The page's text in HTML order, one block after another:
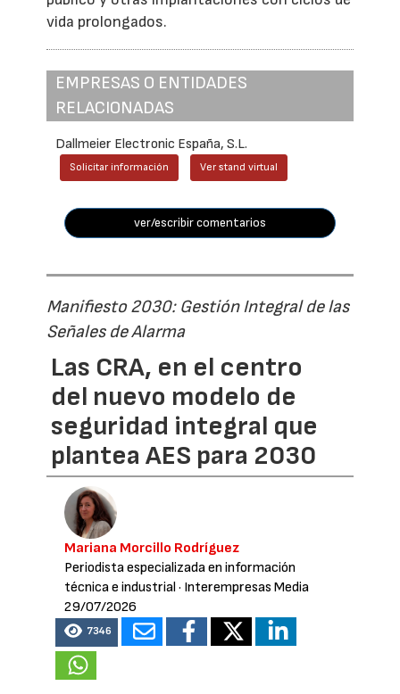
vida prolongados.
EMPRESAS O ENTIDADES
RELACIONADAS
Dallmeier Electronic España, S.L.
Solicitar información Ver stand virtual
ver/escribir comentarios
Manifiesto 2030: Gestión Integral de las
Señales de Alarma
Las CRA, en el centro
del nuevo modelo de
seguridad integral que
plantea AES para 2030
Mariana Morcillo Rodríguez
Periodista especializada en información
técnica e industrial· Interempresas Media
29/07/2026
7346